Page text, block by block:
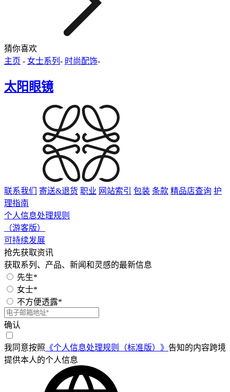
猜你喜欢
主页 - 女士系列 - 时尚配饰-
太阳眼镜
联系我们 寄送&退货 职业 网站索引 包装 条款 精品店查询 护
理指南
个人信息处理规则
（游客版）
可持续发展
抢先获取资讯
获取系列、产品、新闻和灵感的最新信息
先生*
女士*
不方便透露*
确认
我同意按照 《个人信息处理规则（标准版）》 告知的内容跨境
提供本人的个人信息